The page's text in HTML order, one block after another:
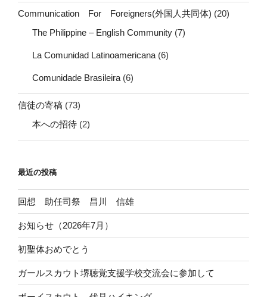
Communication For Foreigners(外国人共同体) (20)
The Philippine – English Community (7)
La Comunidad Latinoamericana (6)
Comunidade Brasileira (6)
信徒の寄稿 (73)
本への招待 (2)
最近の投稿
回想 助任司祭 昌川 信雄
お知らせ（2026年7月）
初聖体おめでとう
ガールスカウト堺聴覚支援学校交流会に参加して